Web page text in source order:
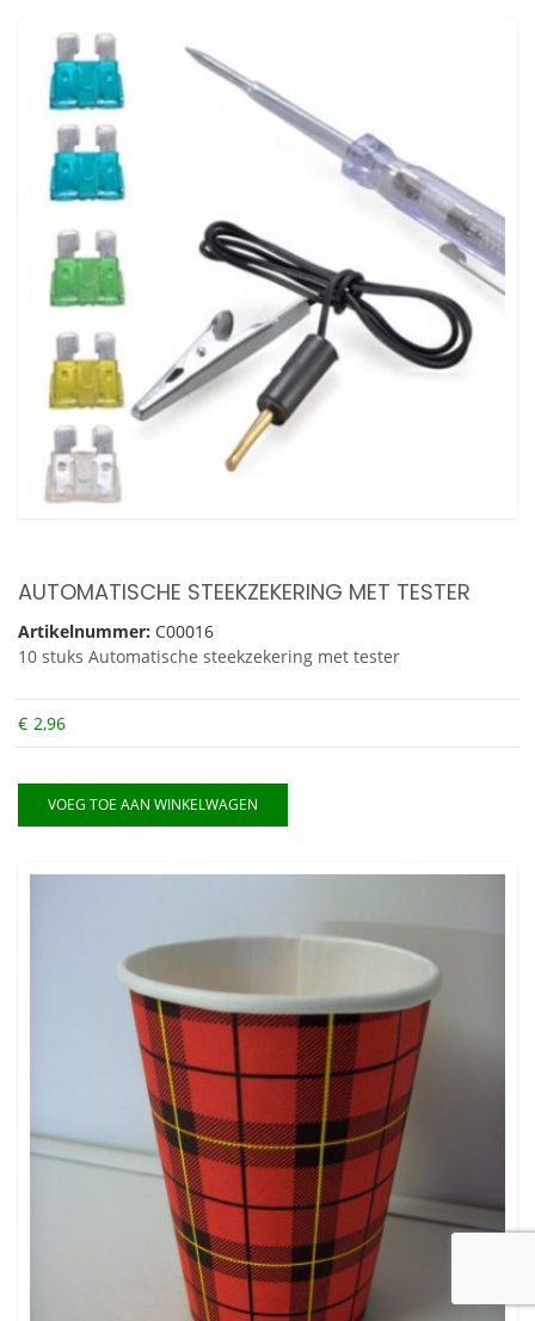
AUTOMATISCHE STEEKZEKERING MET TESTER
Artikelnummer: C00016
10 stuks Automatische steekzekering met tester
€ 2,96
VOEG TOE AAN WINKELWAGEN